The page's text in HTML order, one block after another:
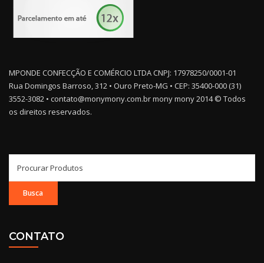
MPONDE CONFECÇÃO E COMÉRCIO LTDA CNPJ: 17978250/0001-01
Rua Domingos Barroso, 312 • Ouro Preto-MG • CEP: 35400-000 (31)
3552-3082 • contato@monymony.com.br mony mony 2014 © Todos
os direitos reservados.
for:
CONTATO